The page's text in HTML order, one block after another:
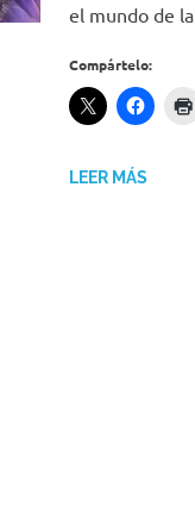
el mundo de
Compártelo:
LEER MÁS